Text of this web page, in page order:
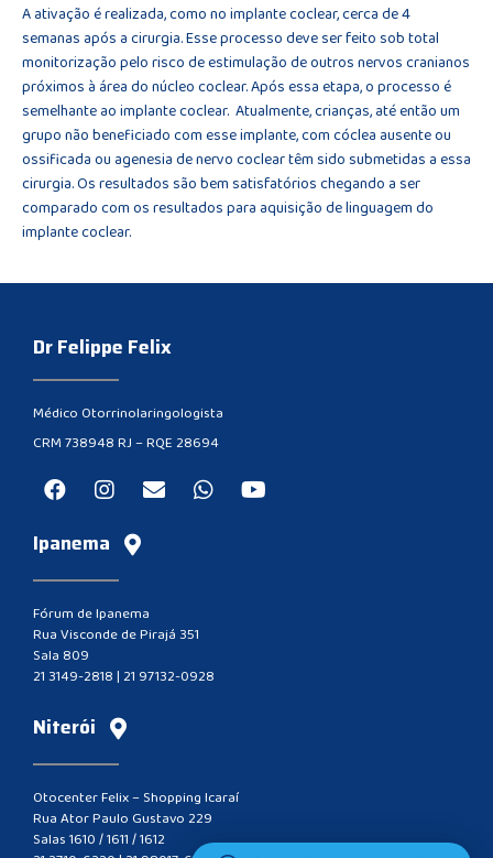
A ativação é realizada, como no implante coclear, cerca de 4
semanas após a cirurgia. Esse processo deve ser feito sob total
monitorização pelo risco de estimulação de outros nervos cranianos
próximos à área do núcleo coclear. Após essa etapa, o processo é
semelhante ao implante coclear. Atualmente, crianças, até então um
grupo não beneficiado com esse implante, com cóclea ausente ou
ossificada ou agenesia de nervo coclear têm sido submetidas a essa
cirurgia. Os resultados são bem satisfatórios chegando a ser
comparado com os resultados para aquisição de linguagem do
implante coclear.
Dr Felippe Felix
Médico Otorrinolaringologista
CRM 738948 RJ – RQE 28694
Ipanema
Fórum de Ipanema
Rua Visconde de Pirajá 351
Sala 809
21 3149-2818|21 97132-0928
Niterói
Otocenter Felix – Shopping Icaraí
Rua Ator Paulo Gustavo 229
Salas 1610 / 1611 / 1612